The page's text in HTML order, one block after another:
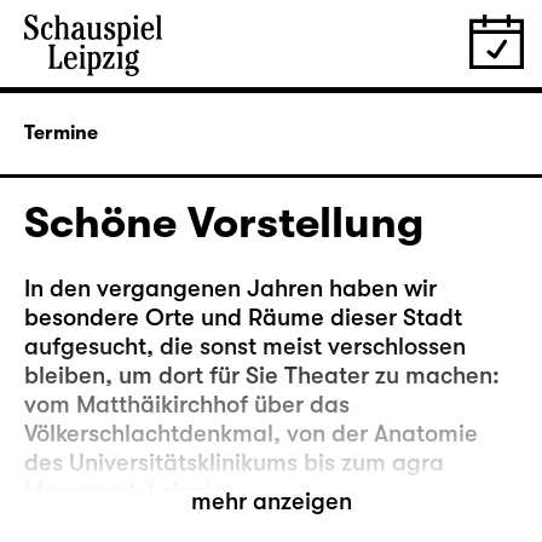
Termine
Schöne Vorstellung
In den vergangenen Jahren haben wir
besondere Orte und Räume dieser Stadt
aufgesucht, die sonst meist verschlossen
bleiben, um dort für Sie Theater zu machen:
vom Matthäikirchhof über das
Völkerschlachtdenkmal, von der Anatomie
des Universitätsklinikums bis zum agra
Messepark Leipzig.
Nun kehren wir noch mal zurück an einen
mehr anzeigen